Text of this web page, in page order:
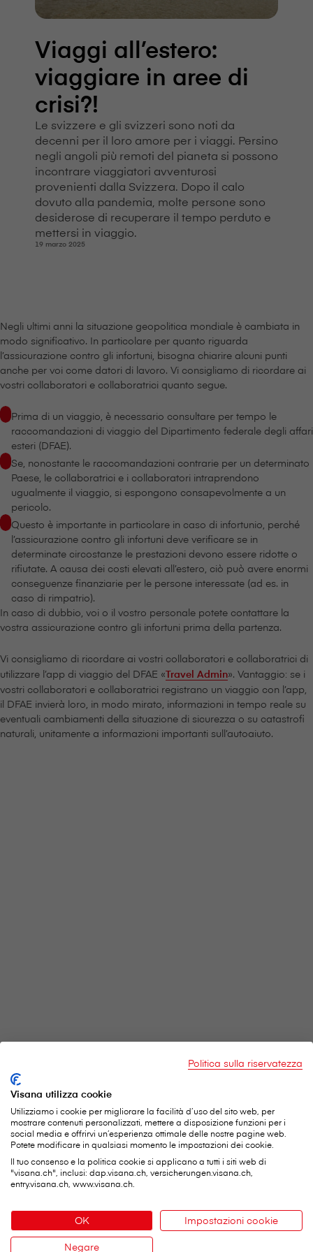
Viaggi all’estero:
viaggiare in aree di
crisi?!
Le svizzere e gli svizzeri sono noti da
decenni per il loro amore per i viaggi. Persino
negli angoli più remoti del pianeta si possono
incontrare viaggiatori avventurosi
provenienti dalla Svizzera. Dopo il calo
dovuto alla pandemia, molte persone sono
desiderose di recuperare il tempo perduto e
mettersi in viaggio.
19 marzo 2025
Negli ultimi anni la situazione geopolitica mondiale è cambiata in
modo significativo. In particolare per quanto riguarda
l’assicurazione contro gli infortuni, bisogna chiarire alcuni punti
anche per voi come datori di lavoro. Vi consigliamo di ricordare ai
vostri collaboratori e collaboratrici quanto segue.
Prima di un viaggio, è necessario consultare per tempo le
raccomandazioni di viaggio del Dipartimento federale degli affari
esteri (DFAE).
Se, nonostante le raccomandazioni contrarie per un determinato
Paese, le collaboratrici e i collaboratori intraprendono
ugualmente il viaggio, si espongono consapevolmente a un
pericolo.
Questo è importante in particolare in caso di infortunio, perché
l’assicurazione contro gli infortuni deve verificare se in
determinate circostanze le prestazioni devono essere ridotte o
rifiutate. A causa dei costi elevati all’estero, ciò può avere enormi
conseguenze finanziarie per le persone interessate (ad es. in
caso di rimpatrio).
In caso di dubbio, voi o il vostro personale potete contattare la
vostra assicurazione contro gli infortuni prima della partenza.
Vi consigliamo di ricordare ai vostri collaboratori e collaboratrici di
utilizzare l’app di viaggio del DFAE «Travel Admin». Vantaggio: se i
vostri collaboratori e collaboratrici registrano un viaggio con l’app,
il DFAE invierà loro, in modo mirato, informazioni in tempo reale su
eventuali cambiamenti della situazione di sicurezza o su catastrofi
naturali, unitamente a informazioni importanti sull’autoaiuto.
Politica sulla riservatezza
Visana utilizza cookie
Utilizziamo i cookie per migliorare la facilità d’uso del sito web, per
mostrare contenuti personalizzati, mettere a disposizione funzioni per i
social media e offrirvi un’esperienza ottimale delle nostre pagine web.
Potete modificare in qualsiasi momento le impostazioni dei cookie.
Il tuo consenso e la politica cookie si applicano a tutti i siti web di
"visana.ch", inclusi: dap.visana.ch, versicherungen.visana.ch,
entry.visana.ch, www.visana.ch.
OK
Impostazioni cookie
Negare